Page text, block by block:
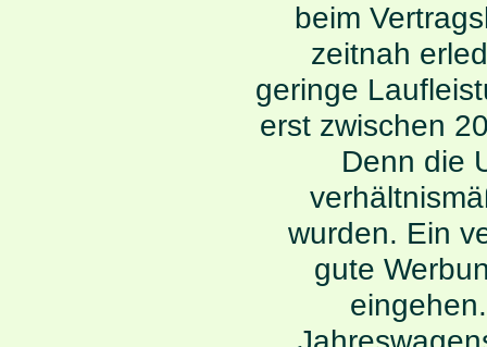
beim
zeitnah
geringe
erst zwischen
Denn die
wurden. Ein
gute